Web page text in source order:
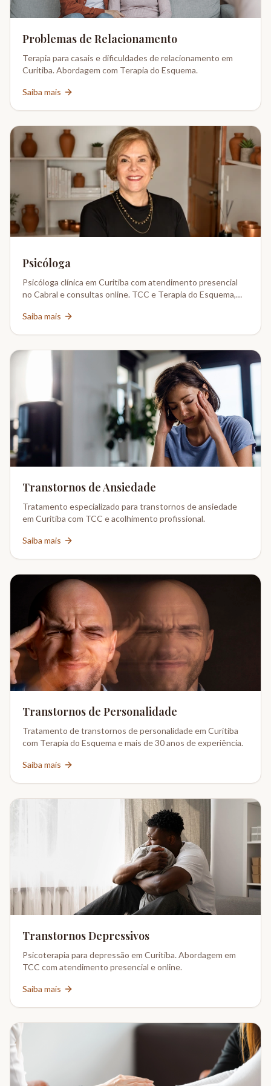
Problemas de Relacionamento
Terapia para casais e dificuldades de relacionamento em
Curitiba. Abordagem com Terapia do Esquema.
Saiba mais
Psicóloga
Psicóloga clínica em Curitiba com atendimento presencial
no Cabral e consultas online. TCC e Terapia do Esquema,
Saiba mais
Transtornos de Ansiedade
Tratamento especializado para transtornos de ansiedade
em Curitiba com TCC e acolhimento profissional.
Saiba mais
Transtornos de Personalidade
Tratamento de transtornos de personalidade em Curitiba
com Terapia do Esquema e mais de 30 anos de experiência.
Saiba mais
Transtornos Depressivos
Psicoterapia para depressão em Curitiba. Abordagem em
TCC com atendimento presencial e online.
Saiba mais